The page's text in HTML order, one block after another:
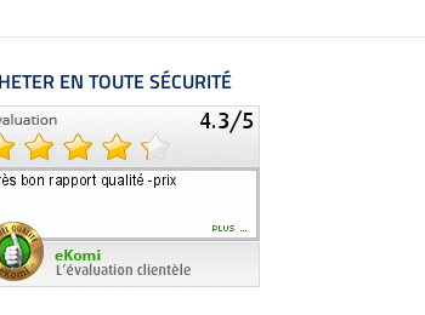
EN TOUTE SÉCURITÉ